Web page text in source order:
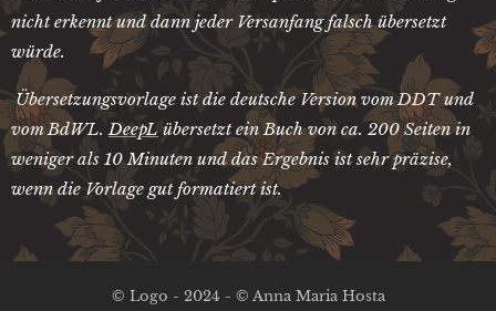
nicht erkennt und dann jeder Versanfang falsch übersetzt
würde.
Übersetzungsvorlage ist die deutsche Version vom DDT und
vom BdWL.DeepL übersetzt ein Buch von ca. 200 Seiten in
weniger als 10 Minuten und das Ergebnis ist sehr präzise,
wenn die Vorlage gut formatiert ist.
© Logo - 2024 - © Anna Maria Hosta